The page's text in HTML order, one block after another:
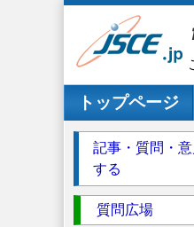
メインナビゲー
トップページ
記事・質問・
する
質問広場